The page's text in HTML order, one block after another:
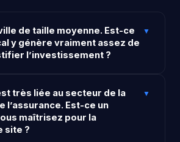
de taille moyenne. Est-ce
y génère vraiment assez de
l’investissement ?
▼
Les requêtes comme « plombier
Niort » ou « avocat Deux-
des centaines à des milliers
concurrence y est moindre qu’à
très liée au secteur de la
l’assurance. Est-ce un
maîtrisez pour la
site ?
▼